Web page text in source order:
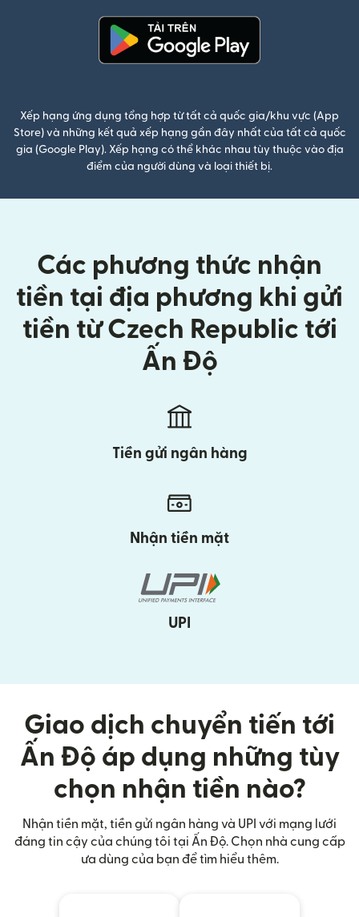
Xếp hạng ứng dụng tổng hợp từ tất cả quốc gia/khu vực (App
Store) và những kết quả xếp hạng gần đây nhất của tất cả quốc
gia (Google Play). Xếp hạng có thể khác nhau tùy thuộc vào địa
điểm của người dùng và loại thiết bị.
Các phương thức nhận
tiền tại địa phương khi gửi
tiền từ Czech Republic tới
Ấn Độ
Tiền gửi ngân hàng
Nhận tiền mặt
UPI
Giao dịch chuyển tiến tới
Ấn Độ áp dụng những tùy
chọn nhận tiền nào?
Nhận tiền mặt, tiền gửi ngân hàng và UPI với mạng lưới
đáng tin cậy của chúng tôi tại Ấn Độ. Chọn nhà cung cấp
ưa dùng của bạn để tìm hiểu thêm.